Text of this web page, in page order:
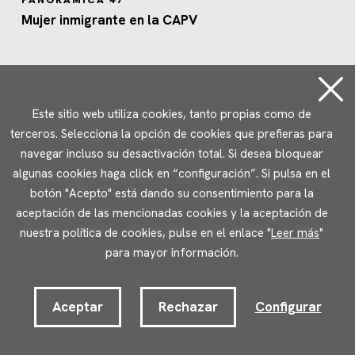
Mujer inmigrante en la CAPV
Este sitio web utiliza cookies, tanto propias como de
terceros. Selecciona la opción de cookies que prefieras para
navegar incluso su desactivación total. Si desea bloquear
algunas cookies haga click en “configuración”. Si pulsa en el
botón "Acepto" está dando su consentimiento para la
aceptación de las mencionadas cookies y la aceptación de
nuestra política de cookies, pulse en el enlace "Leer más"
para mayor información.
Aceptar Rechazar Configurar